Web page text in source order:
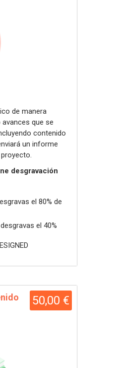
de manera
que se
contenido
un informe
desgravación
el 80% de
el 40%
50,00 €